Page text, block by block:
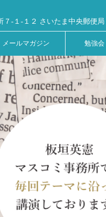
７-１-１２ さいたま中央郵便
メールマガジン 勉強会